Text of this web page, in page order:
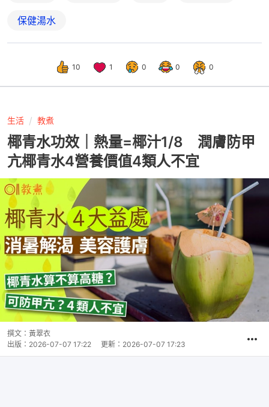
保健湯水
10 1 0 0 0
生活 教煮
椰青水功效｜熱量=椰汁1/8 潤膚防甲
亢椰青水4營養價值4類人不宜
撰文： 黃翠衣
出版： 2026-07-07 17:22 更新： 2026-07-07 17:23